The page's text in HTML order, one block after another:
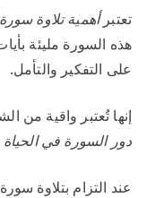
تعتبرأهمية تلاوة
هذه السورة مليئة
على التفكير والتأمل.
إنها تُعتبر واقية من
دور السورة في الحياة
عند التزام بتلاوة